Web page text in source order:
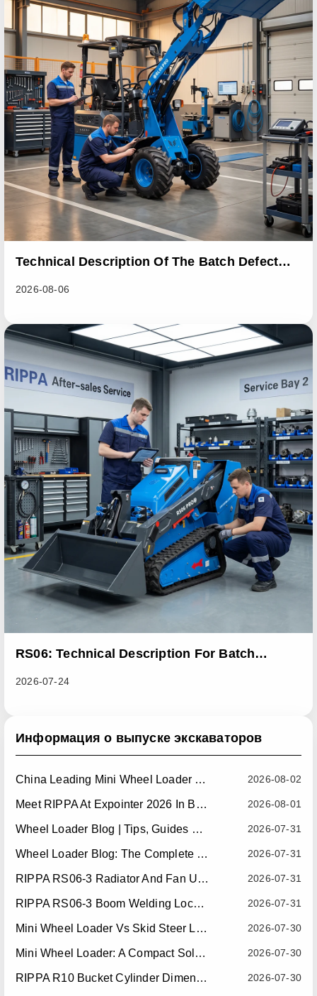
Technical Description Of The Batch Defect
2026-08-06
RS06: Technical Description For Batch
2026-07-24
Информация о выпуске экскаваторов
2026-08-02
China Leading Mini Wheel Loader Supplier: Reliable Compact Wheel Loaders For Global Markets
2026-08-01
Meet RIPPA At Expointer 2026 In Brazil
2026-07-31
Wheel Loader Blog | Tips, Guides & Attachments
2026-07-31
Wheel Loader Blog: The Complete Guide To Wheel Loaders For Construction, Agriculture, And Material Handling
2026-07-31
RIPPA RS06-3 Radiator And Fan Upgrade — Effective July 10, 2026
2026-07-31
RIPPA RS06-3 Boom Welding Locating Bar Optimization — Effective July 15, 2026
2026-07-30
Mini Wheel Loader Vs Skid Steer Loader: Which Compact Machine Is Better For Your Business?
2026-07-30
Mini Wheel Loader: A Compact Solution For Efficient Material Handling
2026-07-30
RIPPA R10 Bucket Cylinder Dimension Optimization — Effective July 15, 2026